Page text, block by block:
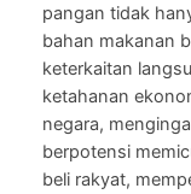
pangan tidak
bahan makanan
keterkaitan
ketahanan
negara,
berpotensi
beli rakyat,